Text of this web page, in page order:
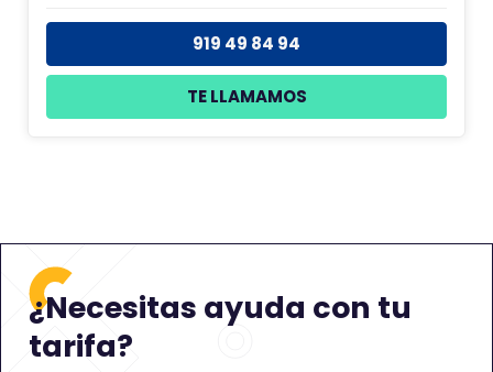
919 49 84 94
TE LLAMAMOS
¿Necesitas ayuda con tu
tarifa?